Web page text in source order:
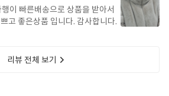
이 빠른배송으로 상품을 받아서
고 좋은상품 입니다. 감사합니다.
리뷰 전체 보기